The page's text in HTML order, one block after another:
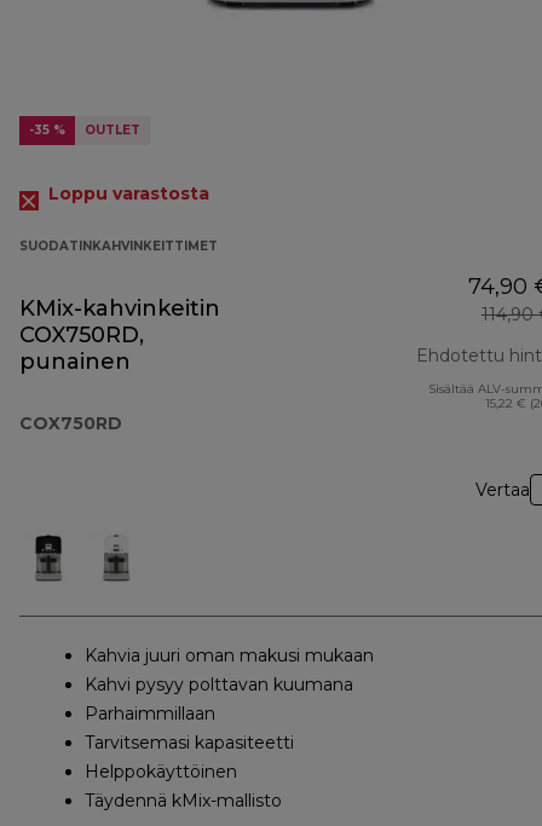
-35 % OUTLET
Loppu varastosta
SUODATINKAHVINKEITTIMET
KMix-kahvinkeitin
COX750RD,
punainen
COX750RD
74,90
114,90
Ehdotettu
Sisältää ALV-
15,22 €
Vertaa
Kahvia juuri oman makusi mukaan
Kahvi pysyy polttavan kuumana
Parhaimmillaan
Tarvitsemasi kapasiteetti
Helppokäyttöinen
Täydennä kMix-mallisto